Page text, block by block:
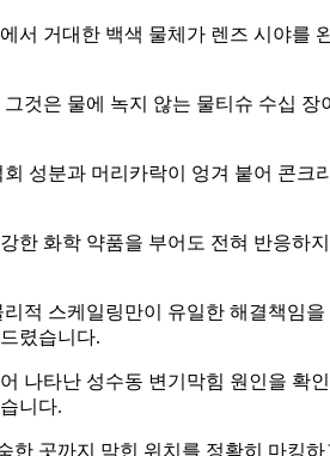
서 거대한 백색 물체가 렌즈 시야를
것은 물에 녹지 않는 물티슈 수십 장
성분과 머리카락이 엉겨 붙어 콘크
한 화학 약품을 부어도 전혀 반응하지
적 스케일링만이 유일한 해결책임을
렸습니다.
나타난 성수동 변기막힘 원인을 확
니다.
한 곳까지 막힌 위치를 정확히 마킹하